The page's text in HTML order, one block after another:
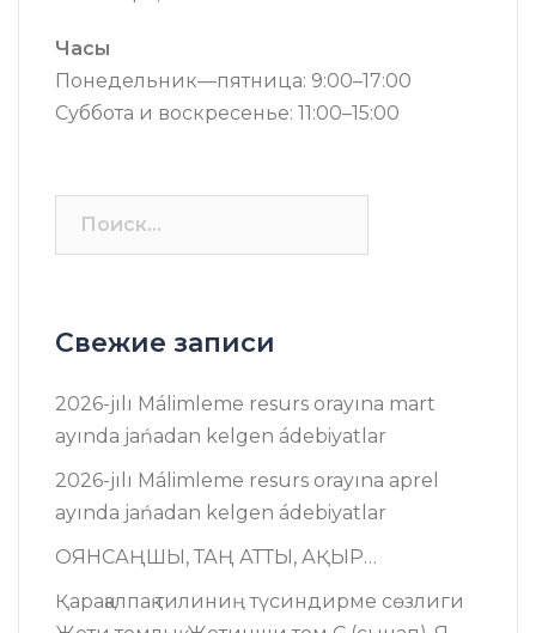
Часы
Понедельник—пятница: 9:00–17:00
Суббота и воскресенье: 11:00–15:00
Свежие записи
2026-jılı Málimleme resurs оrayına mart
ayında jańadan kelgen ádebiyatlar
2026-jılı Málimleme resurs оrayına aprel
ayında jańadan kelgen ádebiyatlar
ОЯНСАҢШЫ, ТАҢ АТТЫ, АҚЫР…
Қарақалпақ тилиниң түсиндирме сөзлиги